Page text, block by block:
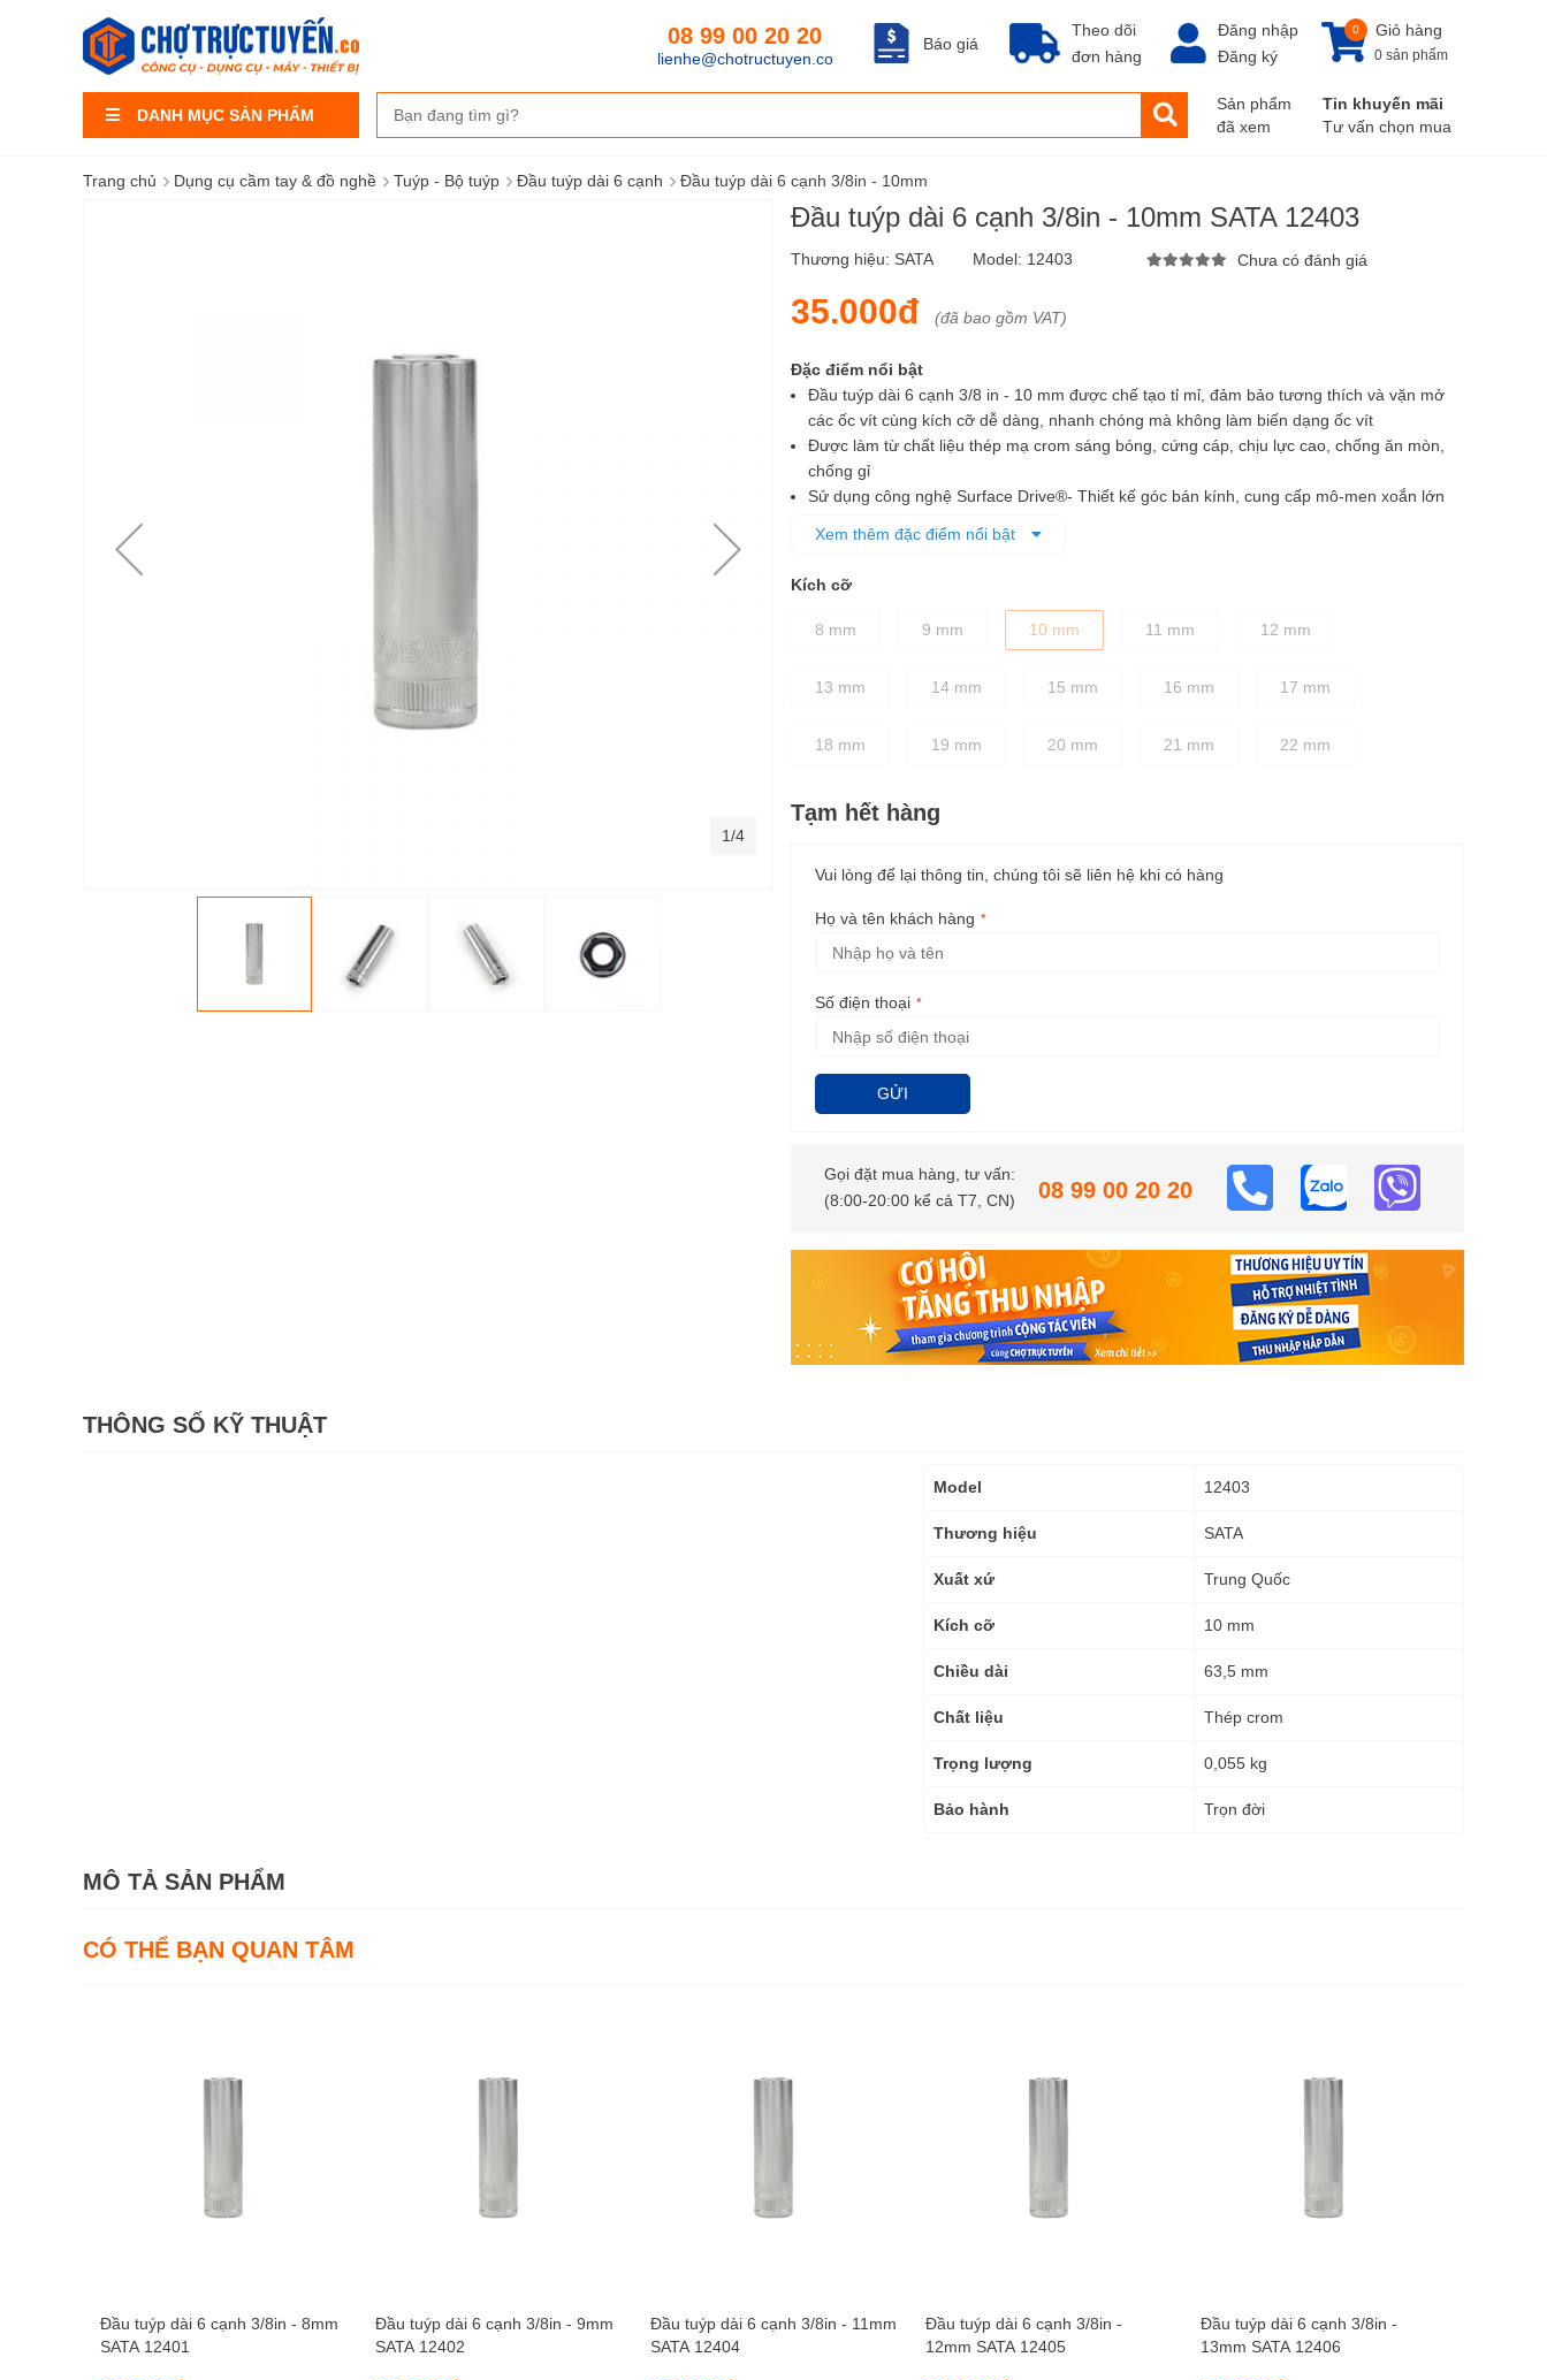
DANH MỤC SẢN PHẨM
Theo dõi
đơn hàng
Báo giá
08 99 00 20 20
lienhe@chotructuyen.co
Đăng nhập
Đăng ký
Giỏ hàng
0
0 sản phẩm
Sản phẩm
đã xem
Tin khuyến mãi
Tư vấn chọn mua
Trang chủ › Dụng cụ cầm tay & đồ nghề › Tuýp - Bộ tuýp › Đầu tuýp dài 6 cạnh › Đầu tuýp dài 6 cạnh 3/8in - 10mm
Đầu tuýp dài 6 cạnh 3/8in - 10mm SATA 12403
Thương hiệu: SATA Model: 12403 Chưa có đánh giá
35.000đ (đã bao gồm VAT)
Đặc điểm nổi bật
Đầu tuýp dài 6 cạnh 3/8 in - 10 mm được chế tạo tỉ mỉ, đảm bảo tương thích và vặn mở
các ốc vít cùng kích cỡ dễ dàng, nhanh chóng mà không làm biến dạng ốc vít
Được làm từ chất liệu thép mạ crom sáng bóng, cứng cáp, chịu lực cao, chống ăn mòn,
chống gỉ
Sử dụng công nghệ Surface Drive®- Thiết kế góc bán kính, cung cấp mô-men xoắn lớn
Đầu tuýp đều được xử lý nhiệt cho sự cân bằng tốt nhất giữa độ bền và độ cứng chắc
Xem thêm đặc điểm nổi bật
Kích cỡ
8 mm 9 mm 10 mm 11 mm 12 mm
13 mm 14 mm 15 mm 16 mm 17 mm
18 mm 19 mm 20 mm 21 mm 22 mm
Tạm hết hàng
Vui lòng để lại thông tin, chúng tôi sẽ liên hệ khi có hàng
Họ và tên khách hàng
Số điện thoại
GỬI
Gọi đặt mua hàng, tư vấn:
(8:00-20:00 kể cả T7, CN)
08 99 00 20 20
1/4
THÔNG SỐ KỸ THUẬT
Thông
kỹ
Model 12403
Thương hiệu SATA
Xuất xứ Trung Quốc
Kích cỡ 10 mm
Chiều dài 63,5 mm
Chất liệu Thép crom
Trọng lượng 0,055 kg
Bảo hành Trọn đời
MÔ TẢ SẢN PHẨM
CÓ THỂ BẠN QUAN TÂM
Đầu tuýp dài 6 cạnh 3/8in - 8mm
SATA 12401
Đầu tuýp dài 6 cạnh 3/8in - 9mm
SATA 12402
Đầu tuýp dài 6 cạnh 3/8in - 11mm
SATA 12404
Đầu tuýp dài 6 cạnh 3/8in -
12mm SATA 12405
Đầu tuýp dài 6 cạnh 3/8in -
13mm SATA 12406